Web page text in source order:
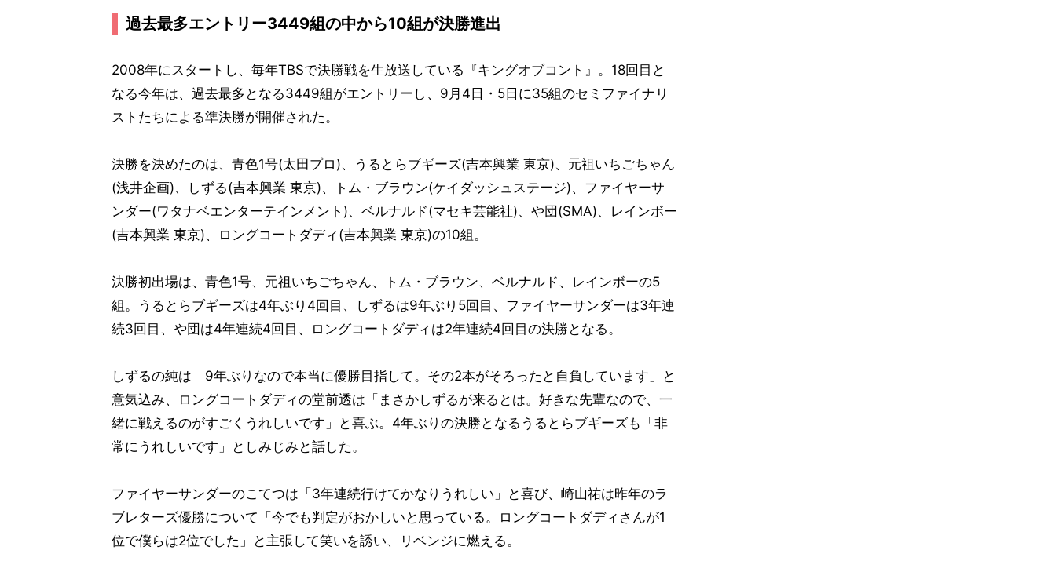
過去最多エントリー3449組の中から10組が決勝進出
2008年にスタートし、毎年TBSで決勝戦を生放送している『キングオブコント』。18回目と
なる今年は、過去最多となる3449組がエントリーし、9月4日・5日に35組のセミファイナリ
ストたちによる準決勝が開催された。
決勝を決めたのは、青色1号(太田プロ)、うるとらブギーズ(吉本興業 東京)、元祖いちごちゃん
(浅井企画)、しずる(吉本興業 東京)、トム・ブラウン(ケイダッシュステージ)、ファイヤーサ
ンダー(ワタナベエンターテインメント)、ベルナルド(マセキ芸能社)、や団(SMA)、レインボー
(吉本興業 東京)、ロングコートダディ(吉本興業 東京)の10組。
決勝初出場は、青色1号、元祖いちごちゃん、トム・ブラウン、ベルナルド、レインボーの5
組。うるとらブギーズは4年ぶり4回目、しずるは9年ぶり5回目、ファイヤーサンダーは3年連
続3回目、や団は4年連続4回目、ロングコートダディは2年連続4回目の決勝となる。
しずるの純は「9年ぶりなので本当に優勝目指して。その2本がそろったと自負しています」と
意気込み、ロングコートダディの堂前透は「まさかしずるが来るとは。好きな先輩なので、一
緒に戦えるのがすごくうれしいです」と喜ぶ。4年ぶりの決勝となるうるとらブギーズも「非
常にうれしいです」としみじみと話した。
ファイヤーサンダーのこてつは「3年連続行けてかなりうれしい」と喜び、崎山祐は昨年のラ
ブレターズ優勝について「今でも判定がおかしいと思っている。ロングコートダディさんが1
位で僕らは2位でした」と主張して笑いを誘い、リベンジに燃える。